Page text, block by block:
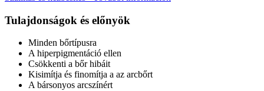
Tulajdonságok és előnyök
Minden bőrtípusra
A hiperpigmentáció ellen
Csökkenti a bőr hibáit
Kisimítja és finomítja a az arcbőrt
A bársonyos arcszínért